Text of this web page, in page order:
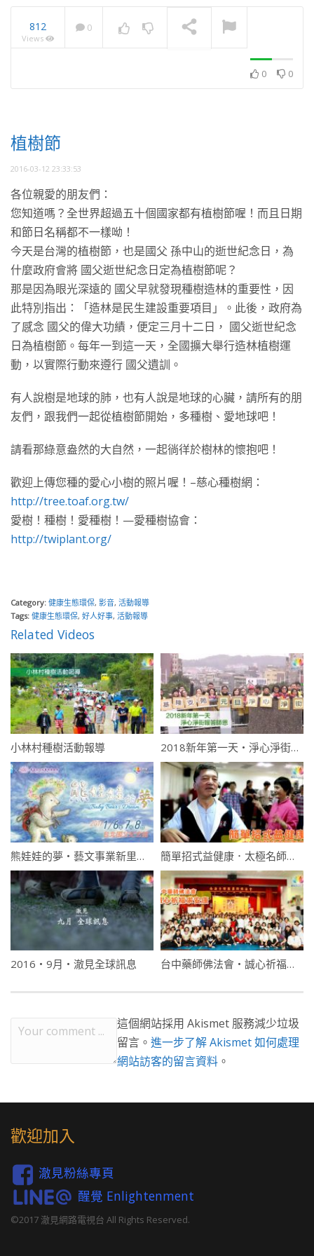
2023南投茶博會 時尚飲哲
812
Views
0
0 0
植樹節
2016-03-12 23:33:53
各位親愛的朋友們：
您知道嗎？全世界超過五十個國家都有植樹節喔！而且日期
和節日名稱都不一樣呦！
今天是台灣的植樹節，也是國父 孫中山的逝世紀念日，為
什麼政府會將 國父逝世紀念日定為植樹節呢？
那是因為眼光深遠的 國父早就發現種樹造林的重要性，因
此特別指出：「造林是民生建設重要項目」。此後，政府為
了感念 國父的偉大功績，便定三月十二日， 國父逝世紀念
日為植樹節。每年一到這一天，全國擴大舉行造林植樹運
動，以實際行動來遵行 國父遺訓。
有人說樹是地球的肺，也有人說是地球的心臟，請所有的朋
友們，跟我們一起從植樹節開始，多種樹、愛地球吧！
請看那綠意盎然的大自然，一起徜徉於樹林的懷抱吧！
歡迎上傳您種的愛心小樹的照片喔！–慈心種樹網：
http://tree.toaf.org.tw/
愛樹！種樹！愛種樹！—愛種樹協會：
http://twiplant.org/
Category: 健康生態環保, 影音, 活動報導
Tags: 健康生態環保, 好人好事, 活動報導
Related Videos
小林村種樹活動報導 2018新年第一天・淨心淨街報答師恩
熊娃娃的夢・藝文事業新里程碑 簡單招式益健康．太極名師台中見面會
2016・9月・澈見全球訊息 台中藥師佛法會・誠心祈福求安康
這個網站採用 Akismet 服務減少垃圾
留言。 進一步了解 Akismet 如何處理
網站訪客的留言資料 。
歡迎加入
澈見粉絲專頁
醒覺 Enlightenment
©2017 澈見網路電視台 All Rights Reserved.